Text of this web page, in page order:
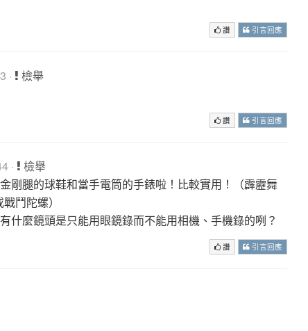
讚 引言回應
·
檢舉
讚 引言回應
·
檢舉
剛腿的球鞋和當手電筒的手錶啦！比較實用！（霹靂舞
鬥陀螺）
什麼鏡頭是只能用眼鏡錄而不能用相機、手機錄的咧？
讚 引言回應